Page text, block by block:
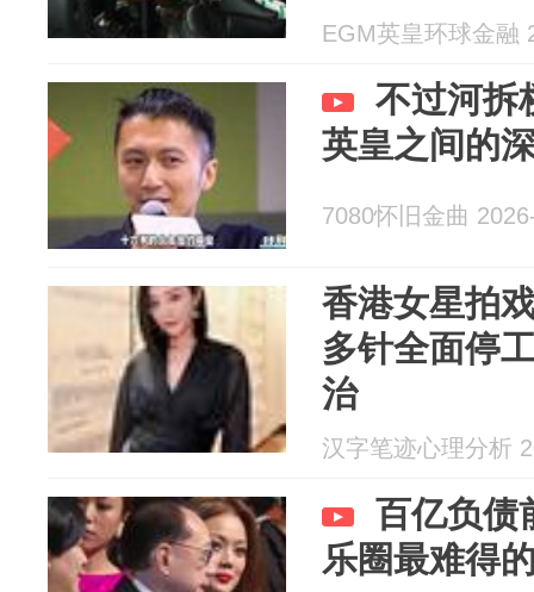
EGM英皇环球金融
不过河拆
英皇之间的
7080怀旧金曲
香港女星拍
多针全面停
治
汉字笔迹心理分析
百亿负债
乐圈最难得